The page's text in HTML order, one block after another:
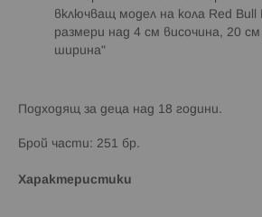
включващ модел на кола Red Bull
размери над 4 см височина, 20
ширина"
Подходящ за деца над 18 години.
Брой части: 251 бр.
Характеристики